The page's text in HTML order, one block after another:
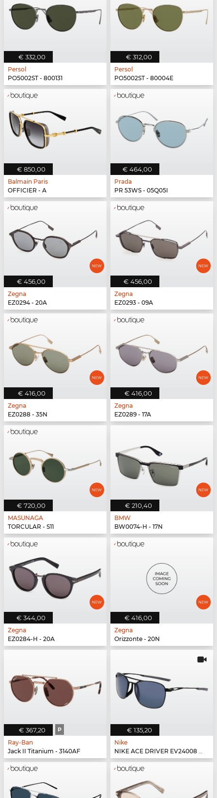
€ 332,00
Persol
PO5002ST - 800131
€ 312,00
Persol
PO5002ST - 80004E
€ 850,00
Balmain Paris
OFFICIER - A
€ 464,00
Prada
PR 53WS - 05Q05I
€ 456,00
Zegna
EZ0294 - 20A
€ 456,00
Zegna
EZ0293 - 09A
€ 416,00
Zegna
EZ0288 - 35N
€ 416,00
Zegna
EZ0289 - 17A
€ 720,00
MASUNAGA
TORCULAR - S11
€ 210,40
BMW
BW0074-H - 17N
€ 344,00
Zegna
EZ0284-H - 20A
€ 416,00
Zegna
Orizzonte - 20N
€ 367,20 P
Ray-Ban
Jack II Titanium - 3140AF
€ 135,20
Nike
NIKE ACE DRIVER EV24008 - 010